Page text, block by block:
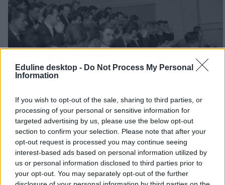
Eduline desktop - Do Not Process My Personal
Information
If you wish to opt-out of the sale, sharing to third parties, or
processing of your personal or sensitive information for
targeted advertising by us, please use the below opt-out
section to confirm your selection. Please note that after your
opt-out request is processed you may continue seeing
interest-based ads based on personal information utilized by
us or personal information disclosed to third parties prior to
your opt-out. You may separately opt-out of the further